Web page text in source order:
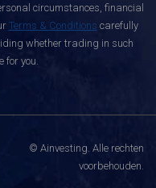
circumstances, financial
Terms & Conditions carefully
whether trading in such
for you.
© Ainvesting. Alle rechten
voorbehouden.